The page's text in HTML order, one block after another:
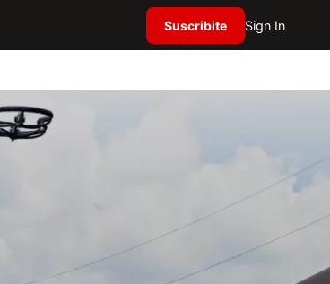
Suscribite Sign In